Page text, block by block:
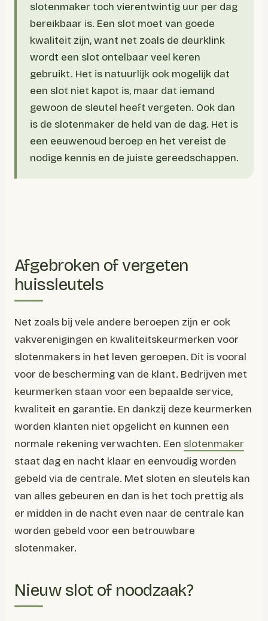
slotenmaker toch vierentwintig uur per dag
bereikbaar is. Een slot moet van goede
kwaliteit zijn, want net zoals de deurklink
wordt een slot ontelbaar veel keren
gebruikt. Het is natuurlijk ook mogelijk dat
een slot niet kapot is, maar dat iemand
gewoon de sleutel heeft vergeten. Ook dan
is de slotenmaker de held van de dag. Het is
een eeuwenoud beroep en het vereist de
nodige kennis en de juiste gereedschappen.
Afgebroken of vergeten
huissleutels
Net zoals bij vele andere beroepen zijn er ook
vakverenigingen en kwaliteitskeurmerken voor
slotenmakers in het leven geroepen. Dit is vooral
voor de bescherming van de klant. Bedrijven met
keurmerken staan voor een bepaalde service,
kwaliteit en garantie. En dankzij deze keurmerken
worden klanten niet opgelicht en kunnen een
normale rekening verwachten. Een slotenmaker
staat dag en nacht klaar en eenvoudig worden
gebeld via de centrale. Met sloten en sleutels kan
van alles gebeuren en dan is het toch prettig als
er midden in de nacht even naar de centrale kan
worden gebeld voor een betrouwbare
slotenmaker.
Nieuw slot of noodzaak?